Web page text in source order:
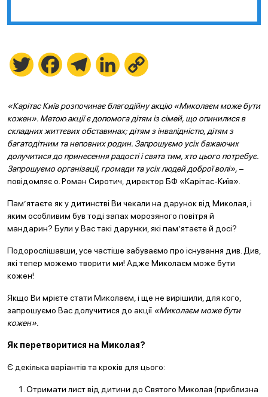
Twitter FacebookTelegramLinkedIn
«Карітас Київ розпочинає благодійну акцію «Миколаєм може бути
кожен». Метою акції є допомога дітям із сімей, що опинилися в
складних життєвих обставинах; дітям з інвалідністю, дітям з
багатодітним та неповних родин. Запрошуємо усіх бажаючих
долучитися до принесення радості і свята тим, хто цього потребує.
Запрошуємо організації, громади та усіх людей доброї волі», –
повідомляє о. Роман Сиротич, директор БФ «Карітас-Київ».
Пам’ятаєте як у дитинстві Ви чекали на дарунок від Миколая, і
яким особливим був тоді запах морозяного повітря й
мандарин? Були у Вас такі дарунки, які пам’ятаєте й досі?
Подорослішавши, усе частіше забуваємо про існування див. Див,
які тепер можемо творити ми! Адже Миколаєм може бути
кожен!
Якщо Ви мрієте стати Миколаєм, і ще не вирішили, для кого,
запрошуємо Вас долучитися до акції «Миколаєм може бути
кожен».
Як перетворитися на Миколая?
Є декілька варіантів та кроків для цього:
Отримати лист від дитини до Святого Миколая (приблизна